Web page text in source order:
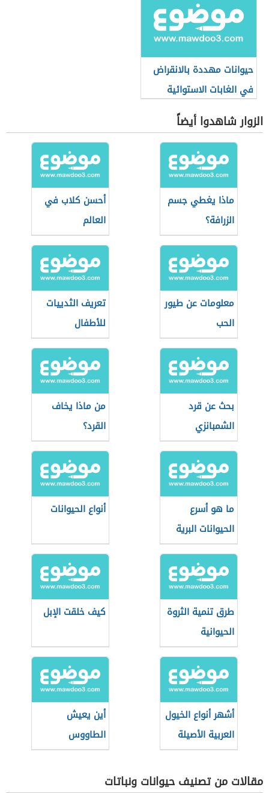
حيوانات مهددة بالانقراض
في الغابات الاستوائية
الزوار شاهدوا أيضاً
ماذا يغطي جسم
الزرافة؟
أحسن كلاب في
العالم
معلومات عن طيور
الحب
تعريف الثدييات
للأطفال
بحث عن قرد
الشمبانزي
من ماذا يخاف
القرد؟
ما هو أسرع
الحيوانات البرية
أنواع الحيوانات
طرق تنمية الثروة
الحيوانية
كيف خلقت الإبل
أشهر أنواع الخيول
العربية الأصيلة
أين يعيش
الطاووس
مقالات من تصنيف حيوانات ونباتات